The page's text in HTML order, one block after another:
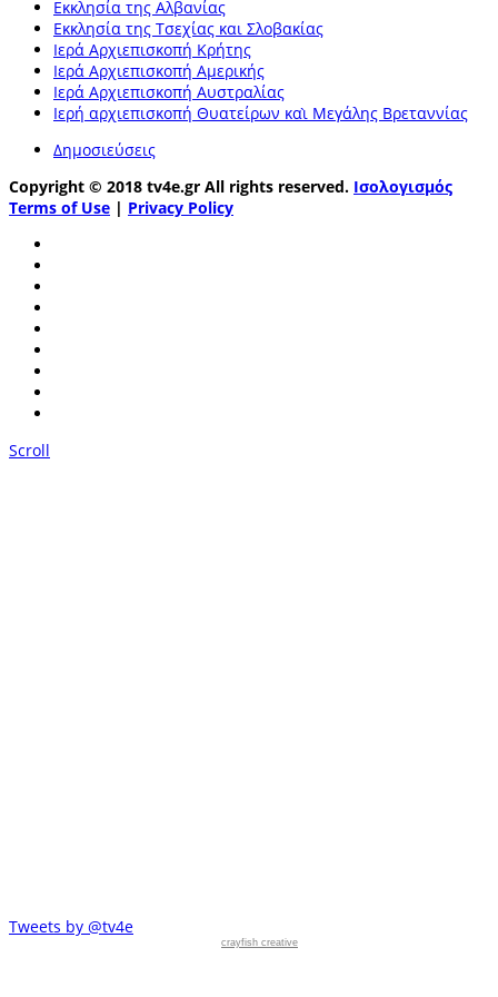
Εκκλησία της Αλβανίας
Εκκλησία της Τσεχίας και Σλοβακίας
Ιερά Αρχιεπισκοπή Κρήτης
Ιερά Αρχιεπισκοπή Αμερικής
Ιερά Αρχιεπισκοπή Αυστραλίας
Ιερή αρχιεπισκοπή Θυατείρων καὶ Μεγάλης Βρεταννίας
Δημοσιεύσεις
Copyright © 2018 tv4e.gr All rights reserved. Ισολογισμός
Terms of Use | Privacy Policy
Scroll
Tweets by @tv4e
crayfish creative